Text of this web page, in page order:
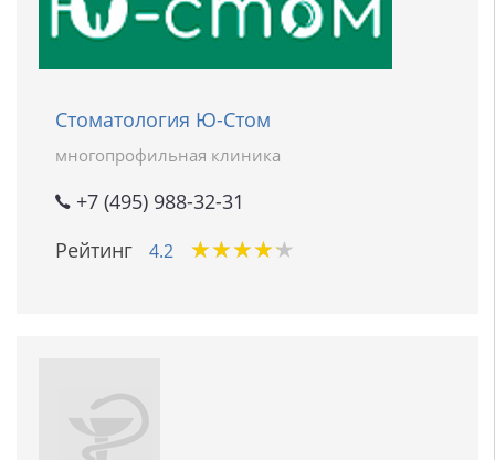
Стоматология Ю-Стом
многопрофильная клиника
+7 (495) 988-32-31
Рейтинг
4.2 ★★★★★
★★★★★